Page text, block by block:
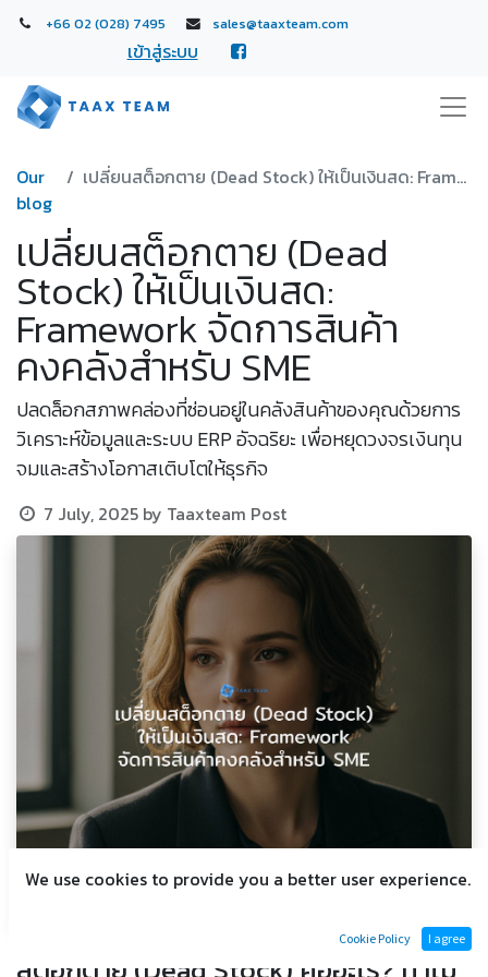
+66 02 (028) 7495 sales@taaxteam.com
เข้าสู่ระบบ
Our
blog
เปลี่ยนสต็อกตาย (Dead Stock) ให้เป็นเงินสด: Framework จัดการสินค้าคงคลังสำหรับ SME
เปลี่ยนสต็อกตาย (Dead
Stock) ให้เป็นเงินสด:
Framework จัดการสินค้า
คงคลังสำหรับ SME
ปลดล็อกสภาพคล่องที่ซ่อนอยู่ในคลังสินค้าของคุณด้วยการ
วิเคราะห์ข้อมูลและระบบ ERP อัจฉริยะ เพื่อหยุดวงจรเงินทุน
จมและสร้างโอกาสเติบโตให้ธุรกิจ
7 July, 2025 by Taaxteam Post
We use cookies to provide you a better user experience.
Cookie Policy I agree